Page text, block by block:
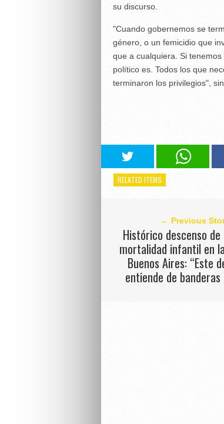
su discurso.
"Cuando gobernemos se
género, o un femicidio que
que a cualquiera. Si
político es. Todos los que
terminaron los privilegios",
RELATED ITEMS
← Previous
Histórico descenso
mortalidad infantil en
Buenos Aires: “Este
entiende de